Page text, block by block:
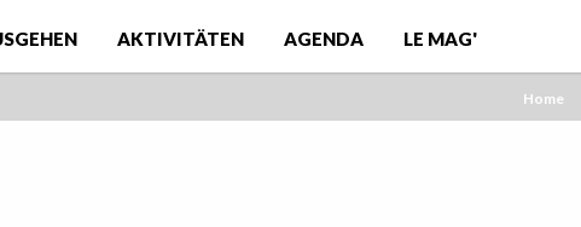
AKTIVITÄTEN AGENDA LE MAG'
Home